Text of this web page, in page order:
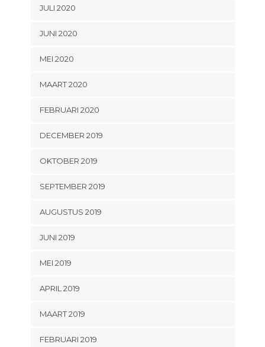
JULI 2020
JUNI 2020
MEI 2020
MAART 2020
FEBRUARI 2020
DECEMBER 2019
OKTOBER 2019
SEPTEMBER 2019
AUGUSTUS 2019
JUNI 2019
MEI 2019
APRIL 2019
MAART 2019
FEBRUARI 2019